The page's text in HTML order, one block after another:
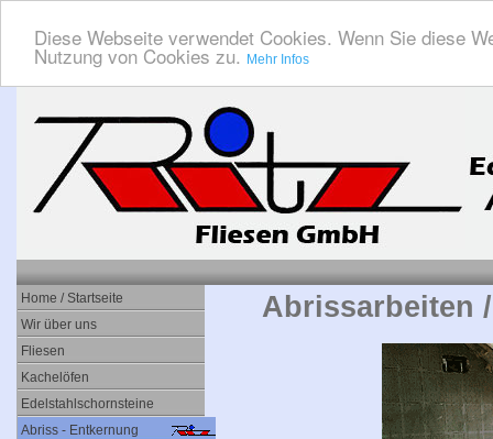
Diese Webseite verwendet Cookies. Wenn Sie diese
Nutzung von Cookies zu. Mehr Infos
Home / Startseite
Wir über uns
Fliesen
Kachelöfen
Edelstahlschornsteine
Abriss - Entkernung
Abrissarbeiten